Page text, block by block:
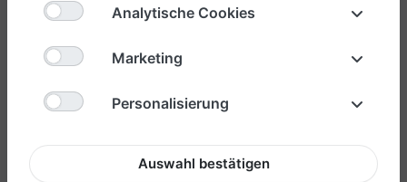
Analytische Cookies
Marketing
Personalisierung
Auswahl bestätigen